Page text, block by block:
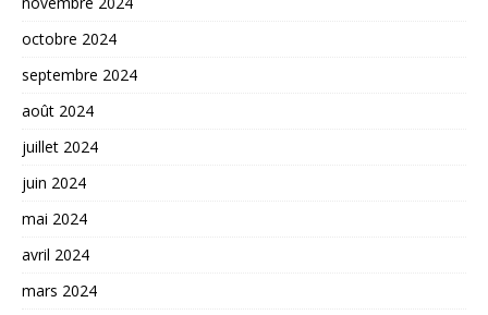
octobre 2024
septembre 2024
août 2024
juillet 2024
juin 2024
mai 2024
avril 2024
mars 2024